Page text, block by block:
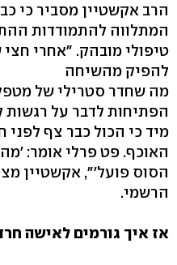
הרב אקשטיין מסביר כי
המתלווה להתמודדות
טיפולי מובהק. "אחרי
להפיק מהשיחה
מה שחדר סטרילי של
הפתיחות לדבר על רגשות
מיד כי הכול כבר צף
האוכף. פט פרלי אומר:
הסוס פועל'", אקשטיין
הרשמי.
אז איך גורמים לאישה